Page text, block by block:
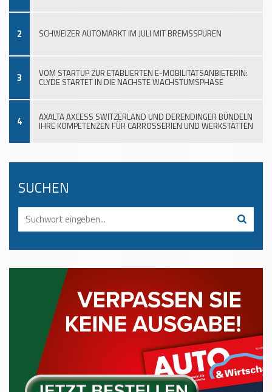
2 SCHWEIZER AUTOMARKT IM JULI MIT BREMSSPUREN
3 VOM STARTUP ZUR ETABLIERTEN E-MOBILITÄTSANBIETERIN:
CLYDE STARTET IN DIE NÄCHSTE WACHSTUMSPHASE
4 AXALTA AXCESS SWITZERLAND UND DERENDINGER BÜNDELN
IHRE KOMPETENZEN FÜR CARROSSERIEN UND WERKSTÄTTEN
SUCHEN